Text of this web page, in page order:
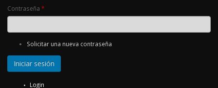
Contraseña *
Solicitar una nueva contraseña
Login